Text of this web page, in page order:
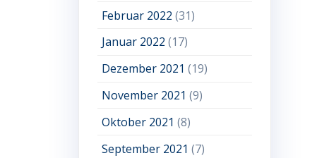
Februar 2022 (31)
Januar 2022 (17)
Dezember 2021 (19)
November 2021 (9)
Oktober 2021 (8)
September 2021 (7)